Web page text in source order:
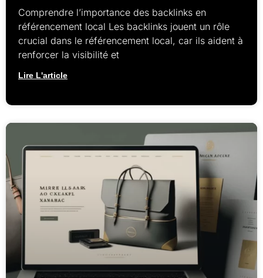
Comprendre l’importance des backlinks en
référencement local Les backlinks jouent un rôle
crucial dans le référencement local, car ils aident à
renforcer la visibilité et
Lire L'article